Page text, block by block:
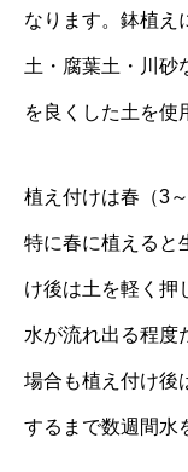
なります。鉢植え
土・腐葉土・川砂
を良くした土を使
植え付けは春（3
特に春に植えると
け後は土を軽く押
水が流れ出る程度
場合も植え付け後
するまで数週間水